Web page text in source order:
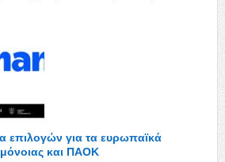
για τα ευρωπαϊκά
και ΠΑΟΚ